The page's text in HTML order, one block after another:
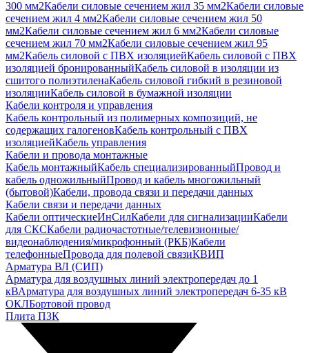
300 мм2Кабели силовые сечением жил 35 мм2Кабели силовые
сечением жил 4 мм2Кабели силовые сечением жил 50
мм2Кабели силовые сечением жил 6 мм2Кабели силовые
сечением жил 70 мм2Кабели силовые сечением жил 95
мм2Кабель силовой с ПВХ изоляциейКабель силовой с ПВХ
изоляцией бронированныйКабель силовой в изоляции из
сшитого полиэтиленаКабель силовой гибкий в резиновой
изоляцииКабель силовой в бумажной изоляции
Кабели контроля и управления
Кабель контрольный из полимерных композиций, не
содержащих галогеновКабель контрольный с ПВХ
изоляциейКабель управления
Кабели и провода монтажные
Кабель монтажныйКабель специализированныйПровод и
кабель одножильныйПровод и кабель многожильный
(бытовой)Кабели, провода связи и передачи данных
Кабели связи и передачи данных
Кабели оптическиеИнСилКабели для сигнализацииКабели
для СКСКабели радиочастотные/телевизионные/
видеонаблюдения/микрофонный (РКБ)Кабели
телефонныеПровода для полевой связиКВИП
Арматура ВЛ (СИП)
Арматура для воздушных линий электропередач до 1
кВАрматура для воздушных линий электропередач 6-35 кВ
ОКЛБортовой провод
Плита ПЗК